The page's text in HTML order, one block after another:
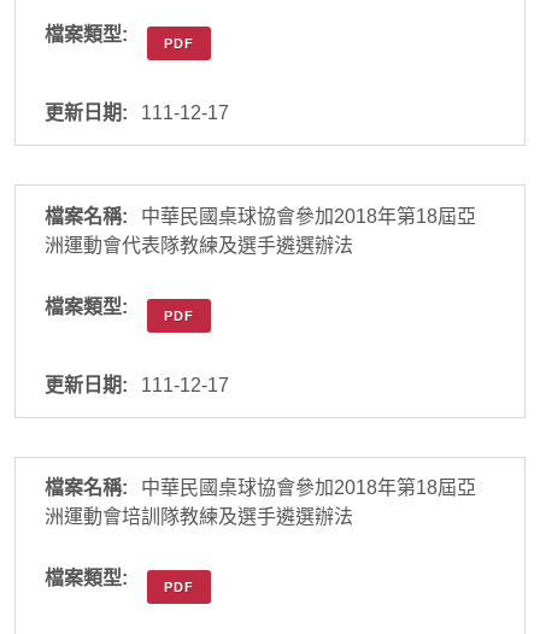
PDF
111-12-17
中華民國桌球協會參加2018年第18屆亞
洲運動會代表隊教練及選手遴選辦法
PDF
111-12-17
中華民國桌球協會參加2018年第18屆亞
洲運動會培訓隊教練及選手遴選辦法
PDF